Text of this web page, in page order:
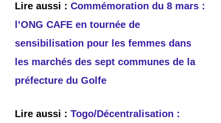
Lire aussi : Commémoration du 8 mars :
l’ONG CAFE en tournée de
sensibilisation pour les femmes dans
les marchés des sept communes de la
préfecture du Golfe
Lire aussi : Togo/Décentralisation :